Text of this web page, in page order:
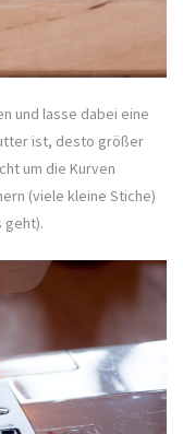
und lasse dabei eine
ist, desto größer
um die Kurven
(viele kleine Stiche)
geht).